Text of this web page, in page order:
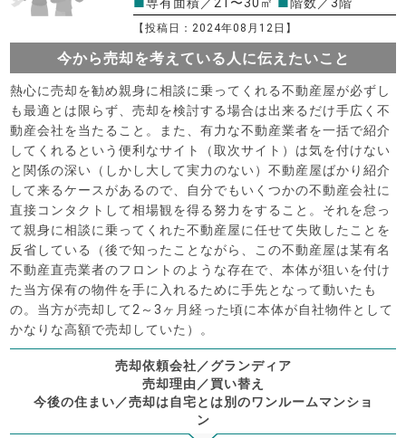
【投稿日：2024年08月12日】
今から売却を考えている人に伝えたいこと
熱心に売却を勧め親身に相談に乗ってくれる不動産屋が必ずし
も最適とは限らず、売却を検討する場合は出来るだけ手広く不
動産会社を当たること。また、有力な不動産業者を一括で紹介
してくれるという便利なサイト（取次サイト）は気を付けない
と関係の深い（しかし大して実力のない）不動産屋ばかり紹介
して来るケースがあるので、自分でもいくつかの不動産会社に
直接コンタクトして相場観を得る努力をすること。それを怠っ
て親身に相談に乗ってくれた不動産屋に任せて失敗したことを
反省している（後で知ったことながら、この不動産屋は某有名
不動産直売業者のフロントのような存在で、本体が狙いを付け
た当方保有の物件を手に入れるために手先となって動いたも
の。当方が売却して2～3ヶ月経った頃に本体が自社物件として
かなりな高額で売却していた）。
売却依頼会社／グランディア
売却理由／買い替え
今後の住まい／売却は自宅とは別のワンルームマンショ
ン